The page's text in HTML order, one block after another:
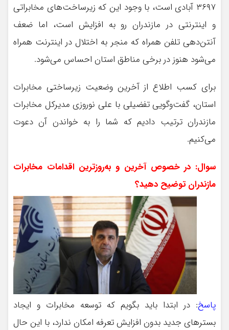
۳۶۹۷ آبادی است، با وجود این که زیرساخت‌های مخابراتی
و اینترنتی در مازندران رو به افزایش است، اما ضعف
آنتن‌دهی تلفن همراه که منجر به اختلال در اینترنت همراه
می‌شود هنوز در برخی مناطق استان احساس می‌شود.
برای کسب اطلاع از آخرین وضعیت زیرساختی مخابرات
استان، گفت‌وگویی تفضیلی با علی نوروزی مدیرکل مخابرات
مازندران ترتیب دادیم که شما را به خواندن آن دعوت
می‌کنیم.
سوال: در خصوص آخرین و به‌روزترین اقدامات مخابرات
مازندران توضیح دهید؟
پاسخ: در ابتدا باید بگویم که توسعه مخابرات و ایجاد
بسترهای جدید بدون افزایش تعرفه امکان ندارد، با این حال